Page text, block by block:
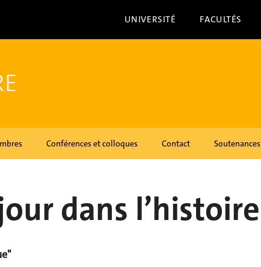
UNIVERSITÉ FACULTÉS
Conférences et colloques Contact Soutenances
dans l’histoire